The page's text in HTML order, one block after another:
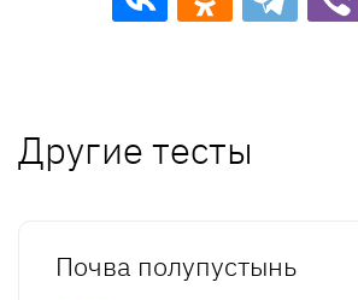
Другие тесты
Почва полупустынь